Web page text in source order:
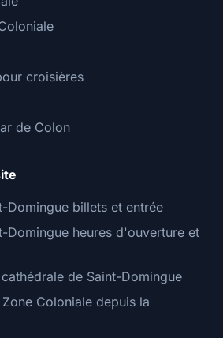
croisières
de Colon
Domingue billets et entrée
Domingue heures d'ouverture et
de Saint-Domingue
Coloniale depuis la